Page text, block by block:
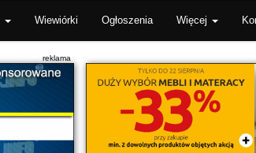
Wiewiórki Ogłoszenia Więcej